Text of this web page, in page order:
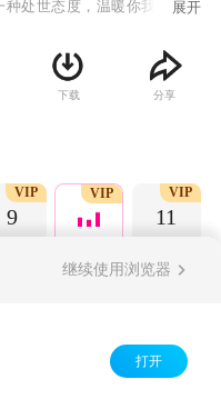
种处世态度，温暖你我被现实
如何疲惫不堪，无论你心中
相伴，我们都该心存美好，
。
展开
下载 分享
9
VIP VIP
11
VIP
继续使用浏览器
打开